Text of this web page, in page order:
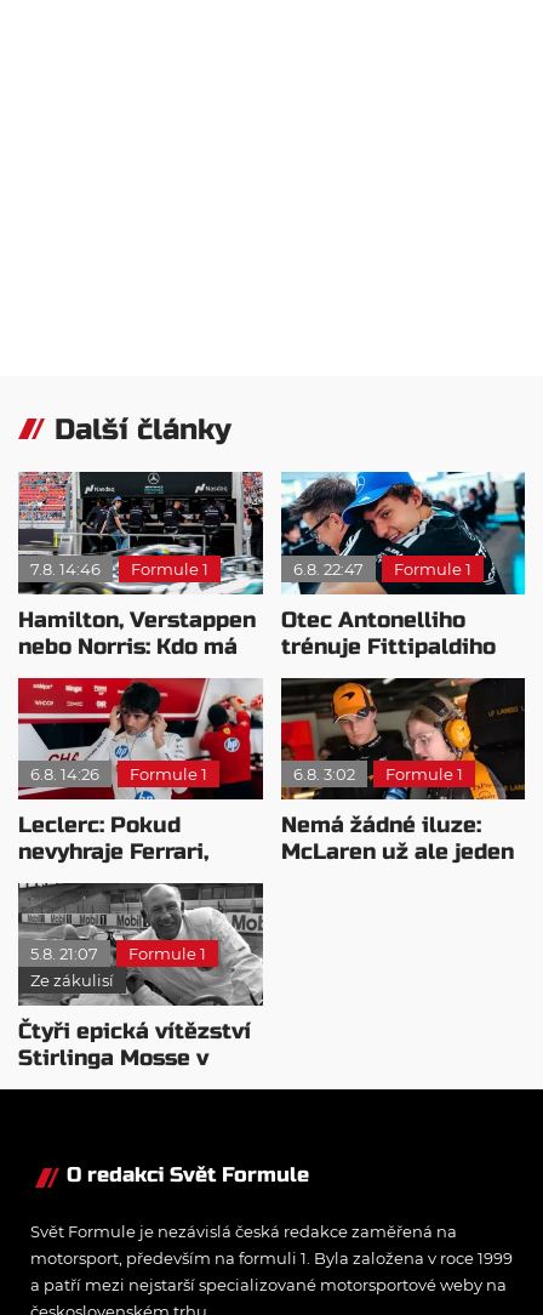
Další články
7.8. 14:46 Formule 1
Hamilton, Verstappen
nebo Norris: Kdo má
nejvyšší plat?
6.8. 22:47 Formule 1
Otec Antonelliho
trénuje Fittipaldiho
syna: Brazilec
vychvaluje lídra
6.8. 14:26 Formule 1
Leclerc: Pokud
nevyhraje Ferrari,
přeji titul
Antonellimu
6.8. 3:02 Formule 1
Nemá žádné iluze:
McLaren už ale jeden
5.8. 21:07
Formule 1
Ze zákulisí
Čtyři epická vítězství
Stirlinga Mosse v
motorsportu
O redakci Svět Formule
Svět Formule je nezávislá česká redakce zaměřená na
motorsport, především na formuli 1. Byla založena v roce 1999
a patří mezi nejstarší specializované motorsportové weby na